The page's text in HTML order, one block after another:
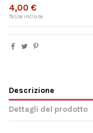
4,00 €
Tasse incluse
Descrizione
Dettagli del prodotto